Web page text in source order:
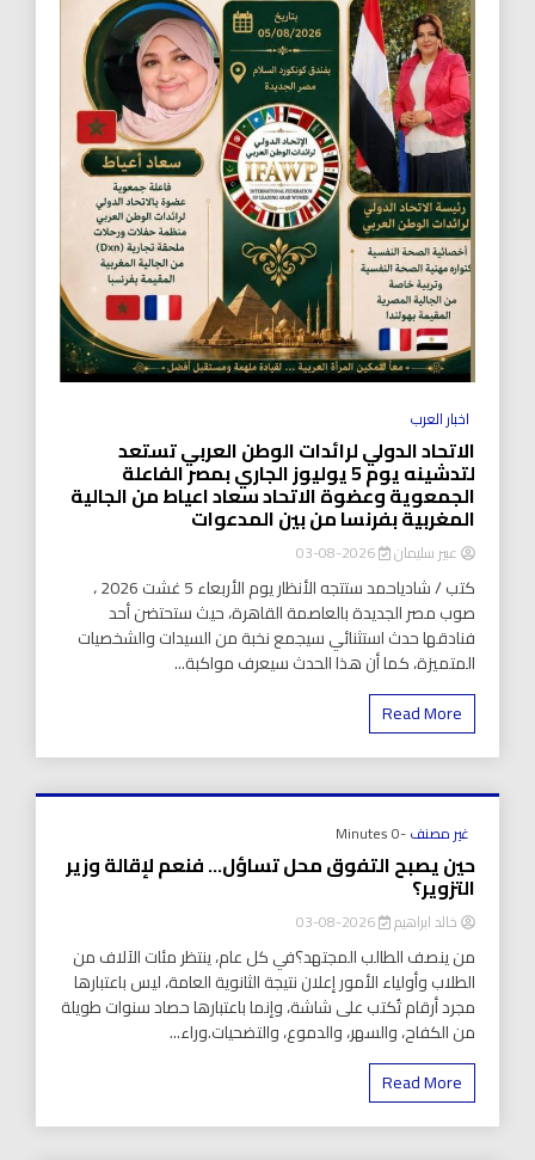
اخبار العرب
الاتحاد الدولي لرائدات الوطن العربي تستعد
لتدشينه يوم 5 يوليوز الجاري بمصر الفاعلة
الجمعوية وعضوة الاتحاد سعاد اعياط من الجالية
المغربية بفرنسا من بين المدعوات
عبير سليمان 2026-08-03
كتب / شادياحمد ستتجه الأنظار يوم الأربعاء 5 غشت 2026 ،
صوب مصر الجديدة بالعاصمة القاهرة، حيث ستحتضن أحد
فنادقها حدث استثنائي سيجمع نخبة من السيدات والشخصيات
المتميزة، كما أن هذا الحدث سيعرف مواكبة...
Read More
غير مصنف-0 Minutes
حين يصبح التفوق محل تساؤل… فنعم لإقالة وزير
التزوير؟
خالد ابراهيم 2026-08-03
من ينصف الطالب المجتهد؟في كل عام، ينتظر مئات الآلاف من
الطلاب وأولياء الأمور إعلان نتيجة الثانوية العامة، ليس باعتبارها
مجرد أرقام تُكتب على شاشة، وإنما باعتبارها حصاد سنوات طويلة
من الكفاح، والسهر، والدموع، والتضحيات.وراء...
Read More